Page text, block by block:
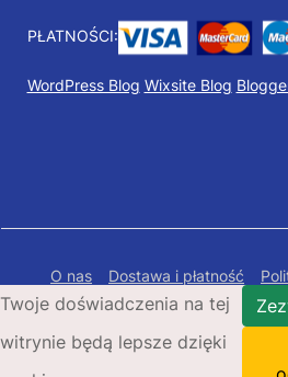
PŁATNOŚCI:
WordPress Blog Wixsite Blog
O nas Dostawa i płatność
Polityka prywatności
Copyright © 2026
zastrzeżone.
Twoje doświadczenia na tej
witrynie będą lepsze dzięki